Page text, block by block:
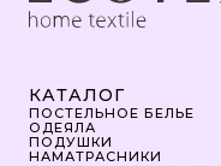
КАТАЛОГ
ПОСТЕЛЬНОЕ БЕЛЬЕ
ОДЕЯЛА
ПОДУШКИ
НАМАТРАСНИКИ